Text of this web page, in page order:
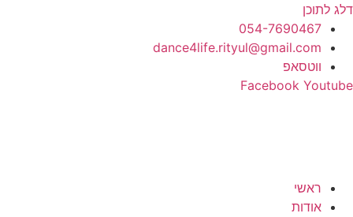
דלג לתוכן
054-7690467
dance4life.rityul@gmail.com
ווטסאפ
Facebook Youtube
ראשי
אודות